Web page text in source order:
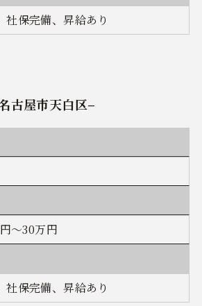
社保完備、昇給あり
古屋市天白区–
～30万円
社保完備、昇給あり